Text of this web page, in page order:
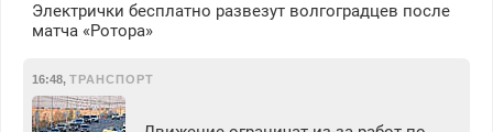
Электрички бесплатно развезут волгоградцев после
матча «Ротора»
16:48, ТРАНСПОРТ